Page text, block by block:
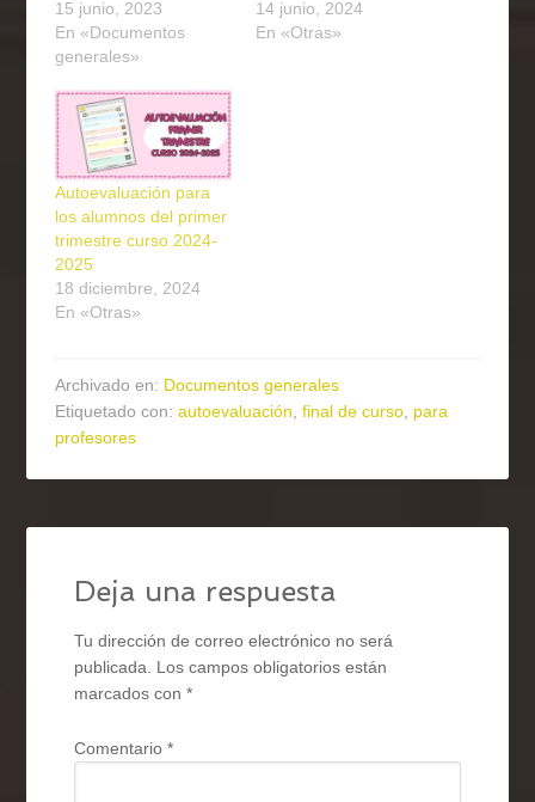
15 junio, 2023
En «Documentos
generales»
14 junio, 2024
En «Otras»
Autoevaluación para
los alumnos del primer
trimestre curso 2024-
2025
18 diciembre, 2024
En «Otras»
Archivado en: Documentos generales
Etiquetado con:autoevaluación,final de curso, para
profesores
Deja una respuesta
Tu dirección de correo electrónico no será
publicada. Los campos obligatorios están
marcados con*
Comentario*